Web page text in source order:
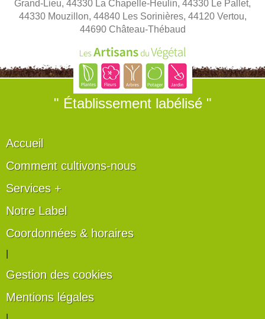
Grand-Lieu, 44330 La Chapelle-Heulin, 44330 Le Pallet,
44330 Mouzillon, 44840 Les Sorinières, 44120 Vertou,
44690 Château-Thébaud
" Établissement labélisé "
Accueil
Comment cultivons-nous
Services +
Notre Label
Coordonnées & horaires
Gestion des cookies
Mentions légales